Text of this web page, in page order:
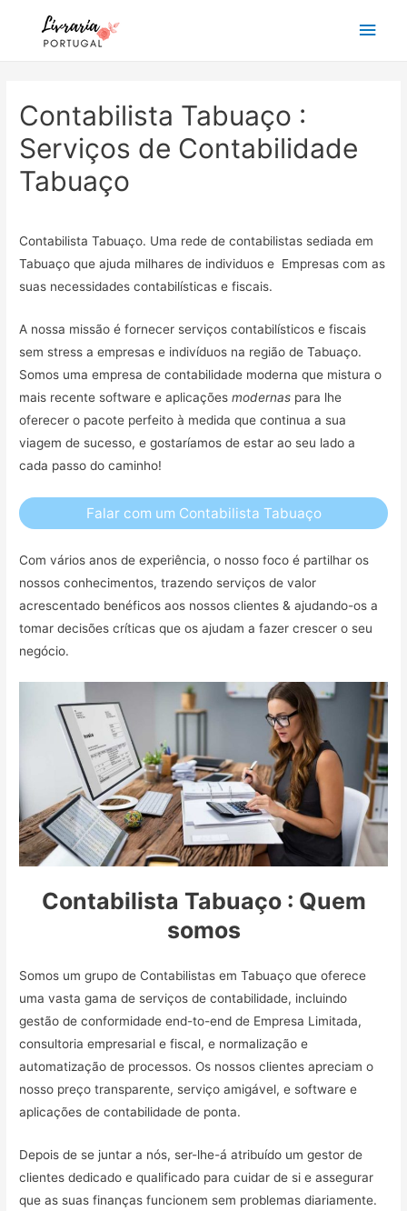
Main
Contabilista Tabuaço :
Serviços de Contabilidade
Tabuaço
Contabilista Tabuaço. Uma rede de contabilistas sediada em
Tabuaço que ajuda milhares de individuos e Empresas com as
suas necessidades contabilísticas e fiscais.
A nossa missão é fornecer serviços contabilísticos e fiscais
sem stress a empresas e indivíduos na região de Tabuaço.
Somos uma empresa de contabilidade moderna que mistura o
mais recente software e aplicaçõesmodernas para lhe
oferecer o pacote perfeito à medida que continua a sua
viagem de sucesso, e gostaríamos de estar ao seu lado a
cada passo do caminho!
Falar com um Contabilista Tabuaço
Com vários anos de experiência, o nosso foco é partilhar os
nossos conhecimentos, trazendo serviços de valor
acrescentado benéficos aos nossos clientes & ajudando-os a
tomar decisões críticas que os ajudam a fazer crescer o seu
negócio.
Contabilista Tabuaço : Quem
somos
Somos um grupo de Contabilistas em Tabuaço que oferece
uma vasta gama de serviços de contabilidade, incluindo
gestão de conformidade end-to-end de Empresa Limitada,
consultoria empresarial e fiscal, e normalização e
automatização de processos. Os nossos clientes apreciam o
nosso preço transparente, serviço amigável, e software e
aplicações de contabilidade de ponta.
Depois de se juntar a nós, ser-lhe-á atribuído um gestor de
clientes dedicado e qualificado para cuidar de si e assegurar
que as suas finanças funcionem sem problemas diariamente.